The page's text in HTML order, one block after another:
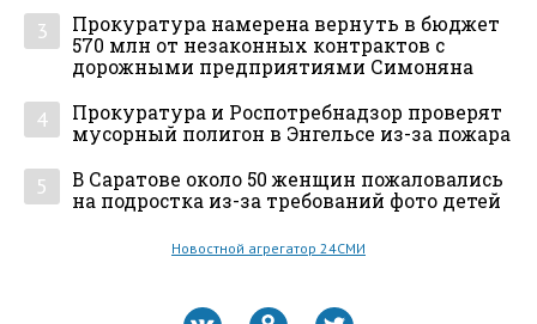
3
Прокуратура намерена вернуть в бюджет
570 млн от незаконных контрактов с
дорожными предприятиями Симоняна
4
Прокуратура и Роспотребнадзор проверят
мусорный полигон в Энгельсе из-за пожара
5
В Саратове около 50 женщин пожаловались
на подростка из-за требований фото детей
Новостной агрегатор 24СМИ